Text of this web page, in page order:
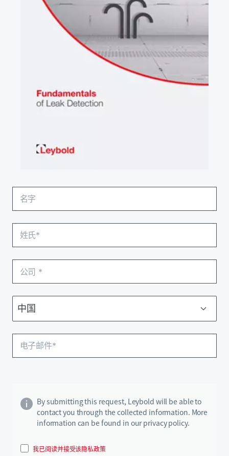
By submitting this request, Leybold will be able to
contact you through the collected information. More
information can be found in our privacy policy.
我已阅读并接受该隐私政策